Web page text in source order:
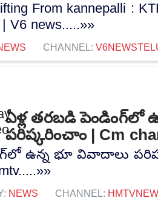
From kannepalli :
V6 news.....»»
CHANNEL:
ఏళ్ల తరబడి పెండింగ్‌లో
పరిష్కరించాం | Cm
ఉన్న భూ వివాదాలు
NEWS CHANNEL: